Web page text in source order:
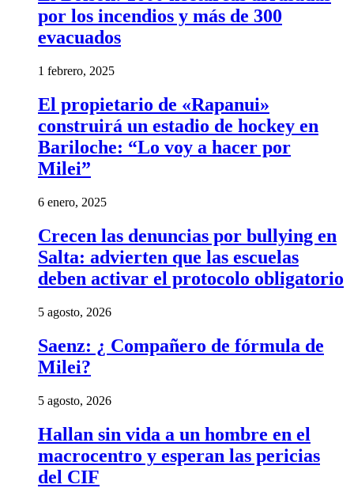
por los incendios y más de 300
evacuados
1 febrero, 2025
El propietario de «Rapanui»
construirá un estadio de hockey en
Bariloche: “Lo voy a hacer por
Milei”
6 enero, 2025
Crecen las denuncias por bullying en
Salta: advierten que las escuelas
deben activar el protocolo obligatorio
5 agosto, 2026
Saenz: ¿ Compañero de fórmula de
Milei?
5 agosto, 2026
Hallan sin vida a un hombre en el
macrocentro y esperan las pericias
del CIF